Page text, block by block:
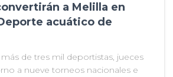
a Melilla en
acuático de
más de tres mil deportistas, jueces
a nueve torneos nacionales e